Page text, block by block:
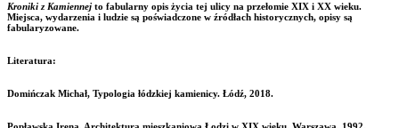
Kroniki z Kamiennej to fabularny opis życia tej ulicy na przełomie XIX i XX wieku.
Miejsca, wydarzenia i ludzie są poświadczone w źródłach historycznych, opisy są
fabularyzowane.
Literatura:
Domińczak Michał, Typologia łódzkiej kamienicy. Łódź, 2018.